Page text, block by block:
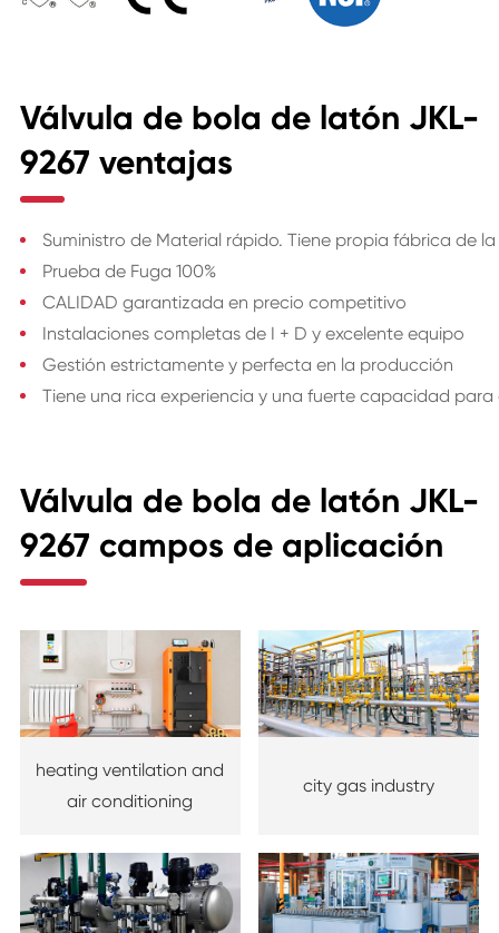
Válvula de bola de latón JKL-
9267 ventajas
Suministro de Material rápido. Tiene propia fábrica de
Prueba de Fuga 100%
CALIDAD garantizada en precio competitivo
Instalaciones completas de I + D y excelente equipo
Gestión estrictamente y perfecta en la producción
Tiene una rica experiencia y una fuerte capacidad
Válvula de bola de latón JKL-
9267 campos de aplicación
heating ventilation and
air conditioning
city gas industry